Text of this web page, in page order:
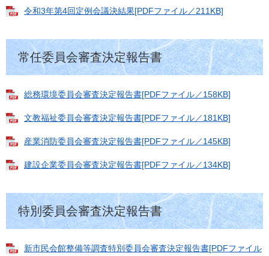
令和3年第4回定例会議決結果[PDFファイル／211KB]
常任委員会審査決定報告書
総務環境委員会審査決定報告書[PDFファイル／158KB]
文教福祉委員会審査決定報告書[PDFファイル／181KB]
産業消防委員会審査決定報告書[PDFファイル／145KB]
建設企業委員会審査決定報告書[PDFファイル／134KB]
特別委員会審査決定報告書
新市民会館整備等調査特別委員会審査決定報告書[PDFファイル